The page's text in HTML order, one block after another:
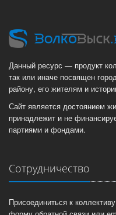
Данный ресурс — продукт
так или иначе посвящен
району, его жителям и
Сайт является достоянием
принадлежит и не
партиями и фондами.
Сотрудничество
Присоединиться к